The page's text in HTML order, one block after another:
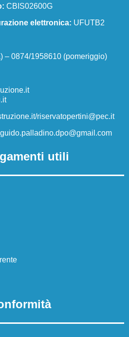
scuola
istituto
CBIS02600G
elettronica: UFUTB2
– 0874/1958610 (pomeriggio)
riservatopertini@pec.it
guido.palladino.dpo@gmail.com
utili